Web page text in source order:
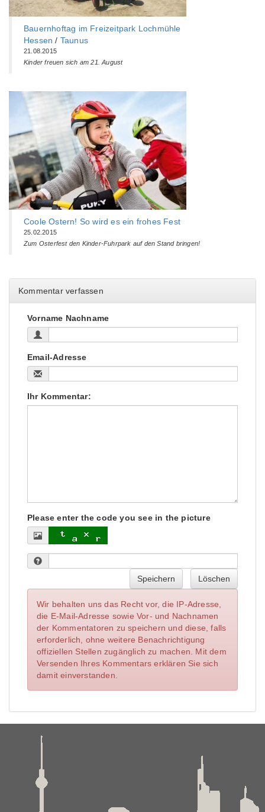
Bauernhoftag im Freizeitpark Lochmühle
Hessen / Taunus
21.08.2015
Kinder freuen sich am 21. August
Coole Ostern! So wird es ein frohes Fest
25.02.2015
Zum Osterfest den Kinder-Fuhrpark auf den Stand bringen!
Kommentar verfassen
Vorname Nachname
Email-Adresse
Ihr Kommentar:
Please enter the code you see in the picture
Speichern Löschen
Wir behalten uns das Recht vor, die IP-Adresse,
die E-Mail-Adresse sowie Vor- und Nachnamen
der Kommentatoren zu speichern und diese, falls
erforderlich, ohne weitere Benachrichtigung
offiziellen Stellen zugänglich zu machen. Mit dem
Versenden Ihres Kommentars erklären Sie sich
damit einverstanden.